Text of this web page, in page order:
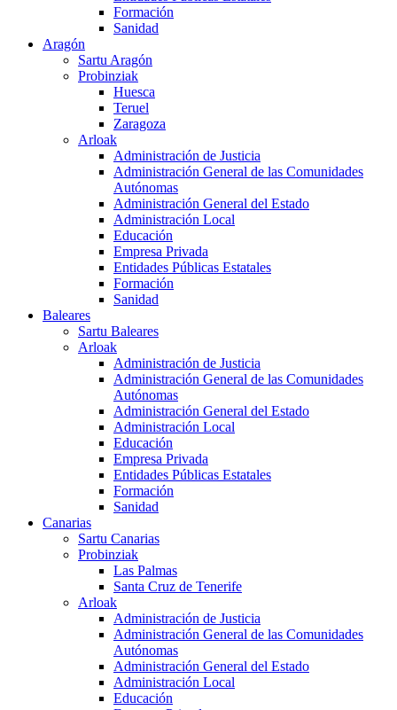
Formación
Sanidad
Aragón
Sartu Aragón
Probinziak
Huesca
Teruel
Zaragoza
Arloak
Administración de Justicia
Administración General de las Comunidades
Autónomas
Administración General del Estado
Administración Local
Educación
Empresa Privada
Entidades Públicas Estatales
Formación
Sanidad
Baleares
Sartu Baleares
Arloak
Administración de Justicia
Administración General de las Comunidades
Autónomas
Administración General del Estado
Administración Local
Educación
Empresa Privada
Entidades Públicas Estatales
Formación
Sanidad
Canarias
Sartu Canarias
Probinziak
Las Palmas
Santa Cruz de Tenerife
Arloak
Administración de Justicia
Administración General de las Comunidades
Autónomas
Administración General del Estado
Administración Local
Educación